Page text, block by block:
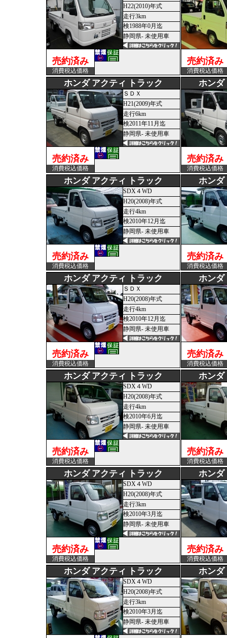
H22(2010)年式
走行3km
検1988年0月迄
静岡県- 未使用車
売約済み
消費税込価格
売約済み
消費税込価格
ホンダ アクティ トラック
ＳＤＸ
H21(2009)年式
走行6km
検2011年11月迄
静岡県- 未使用車
売約済み
消費税込価格
ホンダ
売約済み
消費税込価格
ホンダ アクティ トラック
SDX４WD
H20(2008)年式
走行4km
検2010年12月迄
静岡県- 未使用車
売約済み
消費税込価格
ホンダ
売約済み
消費税込価格
ホンダ アクティ トラック
ＳＤＸ
H20(2008)年式
走行4km
検2010年12月迄
静岡県- 未使用車
売約済み
消費税込価格
ホンダ
売約済み
消費税込価格
ホンダ アクティ トラック
SDX４WD
H20(2008)年式
走行4km
検2010年6月迄
静岡県- 未使用車
売約済み
消費税込価格
ホンダ
売約済み
消費税込価格
ホンダ アクティ トラック
SDX４WD
H20(2008)年式
走行3km
検2010年3月迄
静岡県- 未使用車
売約済み
消費税込価格
ホンダ
売約済み
消費税込価格
ホンダ アクティ トラック
SDX４WD
H20(2008)年式
走行3km
検2010年3月迄
静岡県- 未使用車
ホンダ